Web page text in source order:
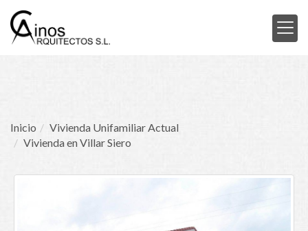
Inicio
Vivienda Unifamiliar Actual
Vivienda en Villar Siero